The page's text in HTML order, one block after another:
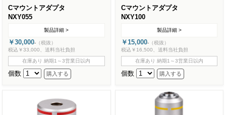
Cマウントアダプタ
NXY055
製品詳細 >
￥30,000- （税抜）
税込￥33,000、送料当社負担
在庫あり 納期1～3営業日以内
個数
Cマウントアダプタ
NXY100
製品詳細 >
￥15,000- （税抜）
税込￥16,500、送料当社負担
在庫あり 納期1～3営業日以内
個数